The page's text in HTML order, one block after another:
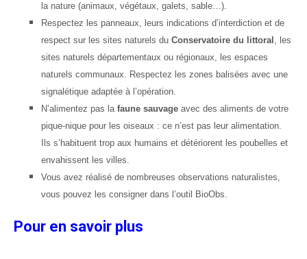
la nature (animaux, végétaux, galets, sable…).
Respectez les panneaux, leurs indications d’interdiction et de
respect sur les sites naturels du Conservatoire du littoral , les
sites naturels départementaux ou régionaux, les espaces
naturels communaux. Respectez les zones balisées avec une
signalétique adaptée à l’opération.
N’alimentez pas la faune sauvage avec des aliments de votre
pique-nique pour les oiseaux : ce n’est pas leur alimentation.
Ils s’habituent trop aux humains et détériorent les poubelles et
envahissent les villes.
Vous avez réalisé de nombreuses observations naturalistes,
vous pouvez les consigner dans l’outil BioObs.
Pour en savoir plus